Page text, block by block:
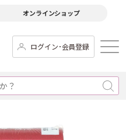
オンラインショップ
ログイン･会員登録